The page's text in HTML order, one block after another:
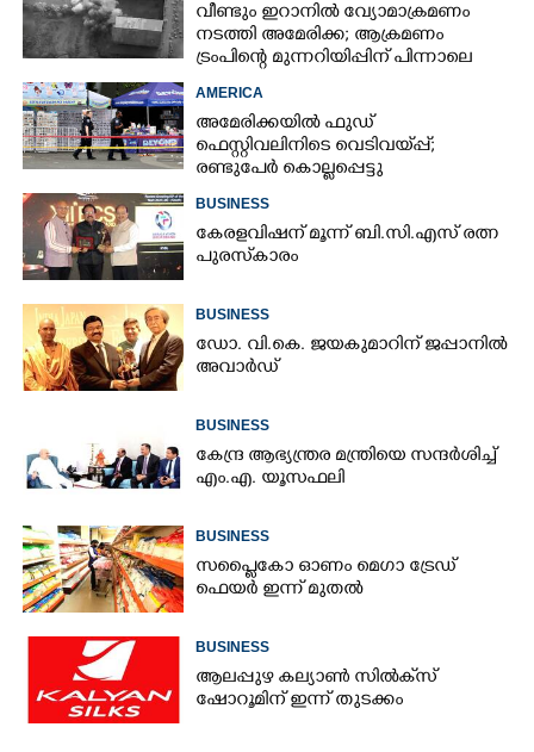
വീണ്ടും ഇറാനിൽ വ്യോമാക്രമണം
നടത്തി അമേരിക്ക; ആക്രമണം
ട്രംപിന്റെ മുന്നറിയിപ്പിന് പിന്നാലെ
AMERICA
അമേരിക്കയിൽ ഫുഡ്
ഫെസ്റ്റിവലിനിടെ വെടിവയ്‌പ്പ്;
രണ്ടുപേർ കൊല്ലപ്പെട്ടു
BUSINESS
കേരളവിഷന് മൂന്ന് ബി.സി.എസ് രത്ന
പുരസ്‌കാരം
BUSINESS
ഡോ. വി.കെ. ജയകുമാറിന് ജപ്പാനിൽ
അവാർഡ്
BUSINESS
കേന്ദ്ര ആഭ്യന്ത്രര മന്ത്രിയെ സന്ദർശിച്ച്
എം.എ. യൂസഫലി
BUSINESS
സപ്ലൈകോ ഓണം മെഗാ ട്രേഡ്
ഫെയർ ഇന്ന് മുതൽ
BUSINESS
ആലപ്പുഴ കല്യാൺ സിൽക്‌സ്
ഷോറൂമിന് ഇന്ന് തുടക്കം